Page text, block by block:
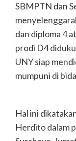
SBMPTN dan
dan diploma 4
prodi D4
UNY siap
mumpuni di
Hal ini
Herdito dalam